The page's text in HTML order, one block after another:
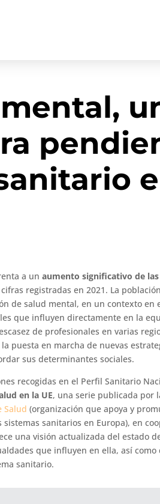
a unaumento significativo de
registradas en 2021. La
de salud mental, en un contexto en
que influyen directamente en la
de profesionales en varias
puesta en marcha de nuevas
sus determinantes sociales.
recogidas en el Perfil Sanitario
en la UE, una serie publicada por
Salud (organización que apoya y
sanitarios en Europa), en
una visión actualizada del estado
que influyen en ella, así
sanitario.